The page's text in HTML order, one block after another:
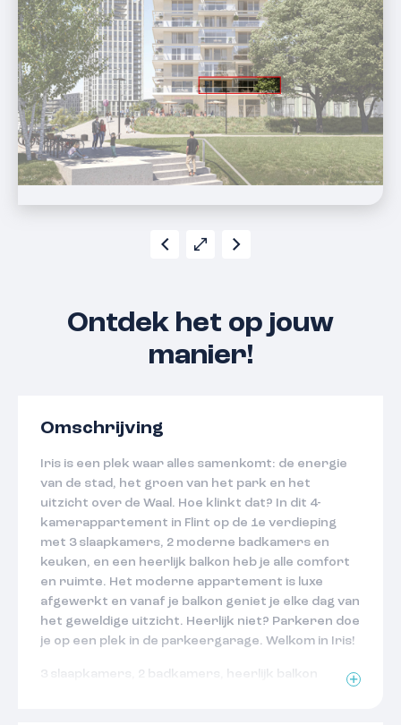
Ontdek het op jouw
manier!
Omschrijving
Iris is een plek waar alles samenkomt: de energie
van de stad, het groen van het park en het
uitzicht over de Waal. Hoe klinkt dat? In dit 4-
kamerappartement in Flint op de 1e verdieping
met 3 slaapkamers, 2 moderne badkamers en
keuken, en een heerlijk balkon heb je alle comfort
en ruimte. Het moderne appartement is luxe
afgewerkt en vanaf je balkon geniet je elke dag van
het geweldige uitzicht. Heerlijk niet? Parkeren doe
je op een plek in de parkeergarage. Welkom in Iris!
3 slaapkamers, 2 badkamers, heerlijk balkon